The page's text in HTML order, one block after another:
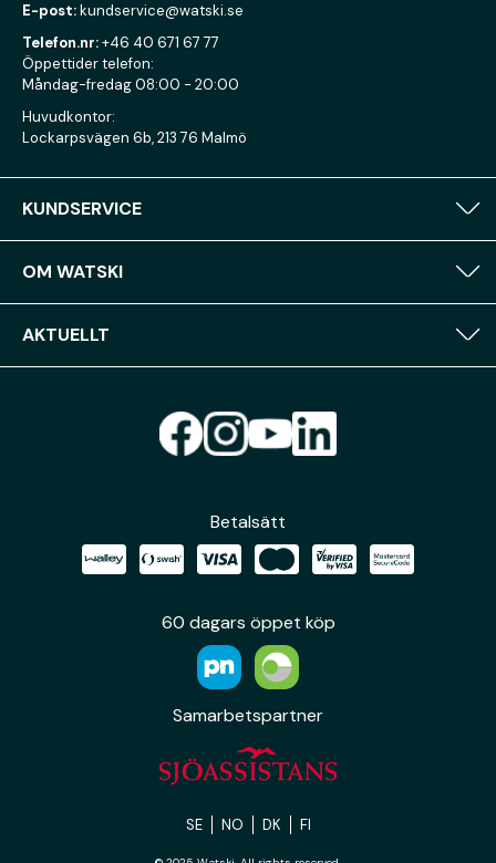
E-post:kundservice@watski.se
Telefon.nr:+46 40 671 67 77
Öppettider telefon:
Måndag-fredag 08:00 - 20:00
Huvudkontor:
Lockarpsvägen 6b, 213 76 Malmö
KUNDSERVICE
OM WATSKI
AKTUELLT
Betalsätt
60 dagars öppet köp
Samarbetspartner
SE NO DK FI